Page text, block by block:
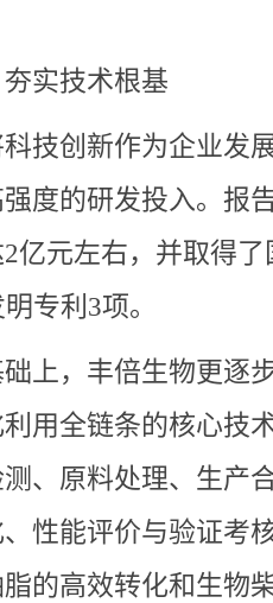
实技术根基
技创新作为企业发
度的研发投入。报
亿元左右，并取得了
专利3项。
上，丰倍生物更逐
用全链条的核心技
、原料处理、生产
性能评价与验证考
的高效转化和生物